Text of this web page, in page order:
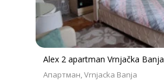
Alex 2 apartman Vrnjačka Banja
Апартман Vrnjacka Banja